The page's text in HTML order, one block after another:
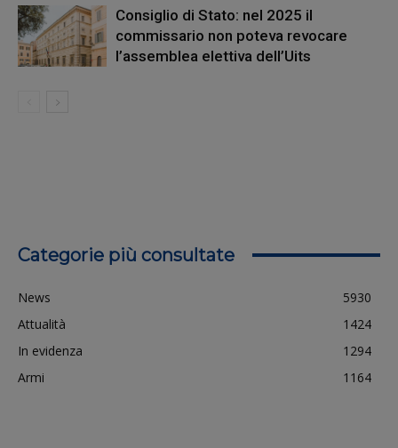
Consiglio di Stato: nel 2025 il
commissario non poteva revocare
l’assemblea elettiva dell’Uits
Categorie più consultate
News
5930
Attualità
1424
In evidenza
1294
Armi
1164